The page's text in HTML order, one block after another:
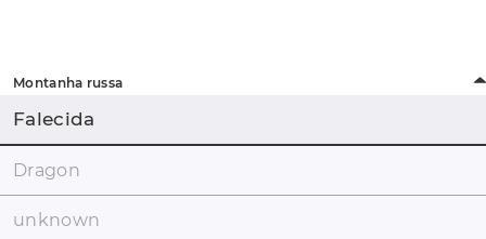
Montanha russa
Falecida
Dragon
unknown